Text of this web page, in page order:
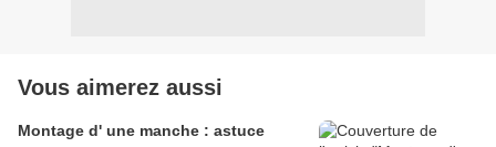
Vous aimerez aussi
Montage d' une manche : astuce